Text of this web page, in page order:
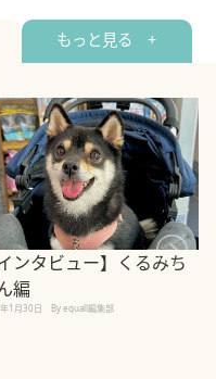
もっと見る +
インタビュー】くるみち
編
1月30日 By equall編集部